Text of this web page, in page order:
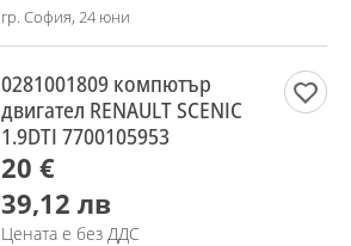
гр. София, 24 юни
0281001809 компютър
двигател RENAULT SCENIC
1.9DTI 7700105953
20 €
39,12 лв
Цената е без ДДС